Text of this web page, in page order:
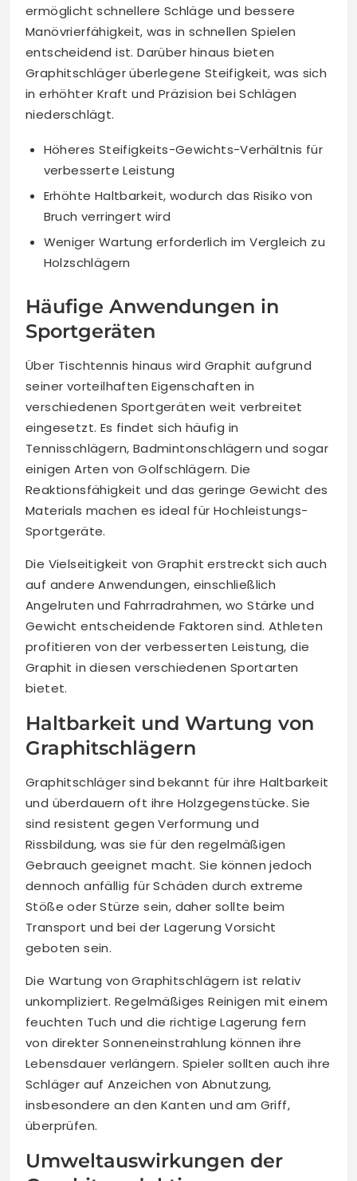
ermöglicht schnellere Schläge und bessere
Manövrierfähigkeit, was in schnellen Spielen
entscheidend ist. Darüber hinaus bieten
Graphitschläger überlegene Steifigkeit, was sich
in erhöhter Kraft und Präzision bei Schlägen
niederschlägt.
Höheres Steifigkeits-Gewichts-Verhältnis für
verbesserte Leistung
Erhöhte Haltbarkeit, wodurch das Risiko von
Bruch verringert wird
Weniger Wartung erforderlich im Vergleich zu
Holzschlägern
Häufige Anwendungen in
Sportgeräten
Über Tischtennis hinaus wird Graphit aufgrund
seiner vorteilhaften Eigenschaften in
verschiedenen Sportgeräten weit verbreitet
eingesetzt. Es findet sich häufig in
Tennisschlägern, Badmintonschlägern und sogar
einigen Arten von Golfschlägern. Die
Reaktionsfähigkeit und das geringe Gewicht des
Materials machen es ideal für Hochleistungs-
Sportgeräte.
Die Vielseitigkeit von Graphit erstreckt sich auch
auf andere Anwendungen, einschließlich
Angelruten und Fahrradrahmen, wo Stärke und
Gewicht entscheidende Faktoren sind. Athleten
profitieren von der verbesserten Leistung, die
Graphit in diesen verschiedenen Sportarten
bietet.
Haltbarkeit und Wartung von
Graphitschlägern
Graphitschläger sind bekannt für ihre Haltbarkeit
und überdauern oft ihre Holzgegenstücke. Sie
sind resistent gegen Verformung und
Rissbildung, was sie für den regelmäßigen
Gebrauch geeignet macht. Sie können jedoch
dennoch anfällig für Schäden durch extreme
Stöße oder Stürze sein, daher sollte beim
Transport und bei der Lagerung Vorsicht
geboten sein.
Die Wartung von Graphitschlägern ist relativ
unkompliziert. Regelmäßiges Reinigen mit einem
feuchten Tuch und die richtige Lagerung fern
von direkter Sonneneinstrahlung können ihre
Lebensdauer verlängern. Spieler sollten auch ihre
Schläger auf Anzeichen von Abnutzung,
insbesondere an den Kanten und am Griff,
überprüfen.
Umweltauswirkungen der